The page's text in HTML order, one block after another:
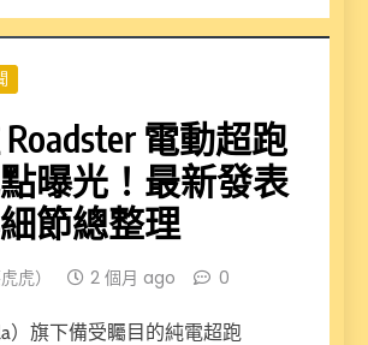
電動超跑
曝光！最新發表
節總整理
虎） 2 個月 ago 0
）旗下備受矚目的純電超跑